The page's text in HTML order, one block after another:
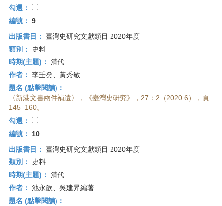
勾選：
編號： 9
出版書目： 臺灣史研究文獻類目 2020年度
類別：
史料
時期(主題)： 清代
作者： 李壬癸、黃秀敏
題名 (點擊閱讀)：
〈新港文書兩件補遺〉，《臺灣史研究》，27：2（2020.6），頁
145–160。
勾選：
編號：
10
出版書目： 臺灣史研究文獻類目 2020年度
類別：
史料
時期(主題)： 清代
作者： 池永歆、吳建昇編著
題名 (點擊閱讀)：